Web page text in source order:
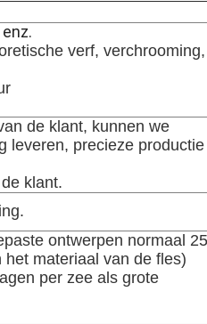
verf, verchrooming,
de klant, kunnen we
leveren, precieze productie
klant.
ontwerpen normaal
materiaal van de fles)
per zee als grote